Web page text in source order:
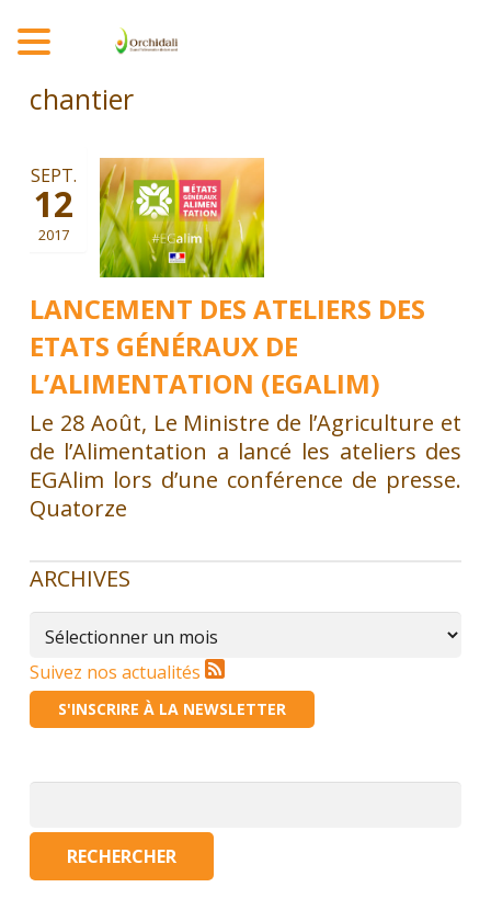
chantier
LANCEMENT DES ATELIERS DES
ETATS GÉNÉRAUX DE
L’ALIMENTATION (EGALIM)
SEPT.
12
2017
Le 28 Août, Le Ministre de l’Agriculture et
de l’Alimentation a lancé les ateliers des
EGAlim lors d’une conférence de presse.
Quatorze
ARCHIVES
Archives
Suivez nos actualités
S'INSCRIRE À LA NEWSLETTER